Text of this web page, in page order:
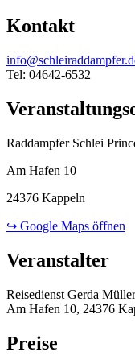
Kontakt
Tel: 04642-6532
Raddampfer Schlei
Am Hafen 10
24376 Kappeln
↪ Google Maps öffnen
Veranstalter
Reisedienst Gerda
Am Hafen 10, 24376
Preise